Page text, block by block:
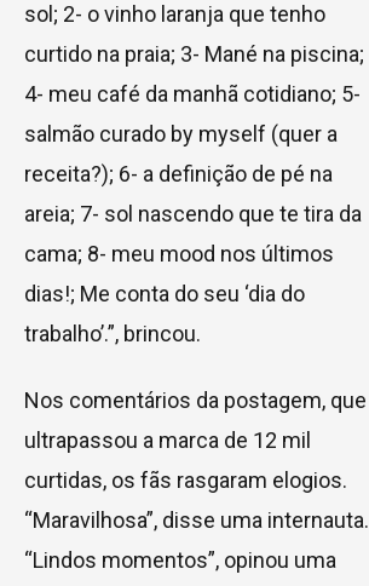
sol; 2- o vinho laranja que tenho
curtido na praia; 3- Mané na piscina;
4- meu café da manhã cotidiano; 5-
salmão curado by myself (quer a
receita?); 6- a definição de pé na
areia; 7- sol nascendo que te tira da
cama; 8- meu mood nos últimos
dias!; Me conta do seu ‘dia do
trabalho’.”, brincou.
Nos comentários da postagem, que
ultrapassou a marca de 12 mil
curtidas, os fãs rasgaram elogios.
“Maravilhosa”, disse uma internauta.
“Lindos momentos”, opinou uma